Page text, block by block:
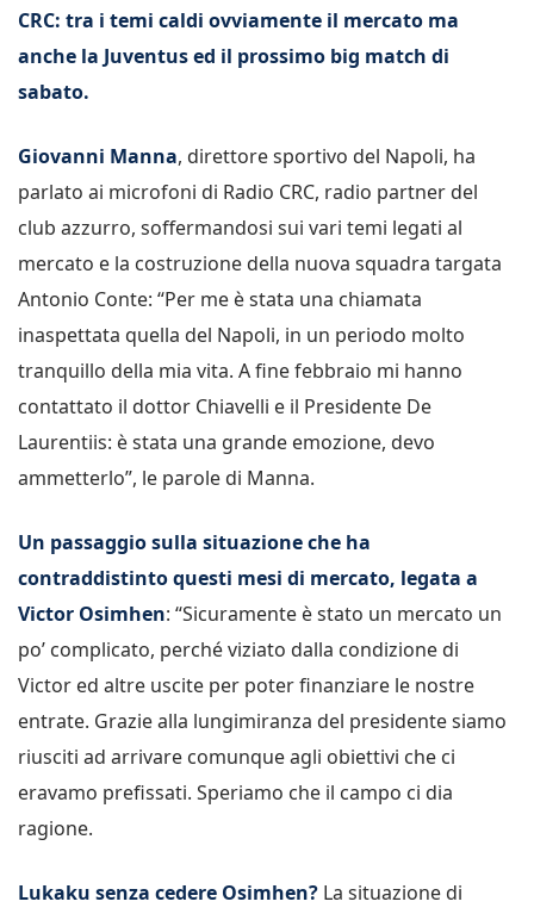
CRC: tra i temi caldi ovviamente il mercato ma
anche la Juventus ed il prossimo big match di
sabato.
Giovanni Manna, direttore sportivo del Napoli, ha
parlato ai microfoni di Radio CRC, radio partner del
club azzurro, soffermandosi sui vari temi legati al
mercato e la costruzione della nuova squadra targata
Antonio Conte: “Per me è stata una chiamata
inaspettata quella del Napoli, in un periodo molto
tranquillo della mia vita. A fine febbraio mi hanno
contattato il dottor Chiavelli e il Presidente De
Laurentiis: è stata una grande emozione, devo
ammetterlo”, le parole di Manna.
Un passaggio sulla situazione che ha
contraddistinto questi mesi di mercato, legata a
Victor Osimhen: “Sicuramente è stato un mercato un
po’ complicato, perché viziato dalla condizione di
Victor ed altre uscite per poter finanziare le nostre
entrate. Grazie alla lungimiranza del presidente siamo
riusciti ad arrivare comunque agli obiettivi che ci
eravamo prefissati. Speriamo che il campo ci dia
ragione.
Lukaku senza cedere Osimhen? La situazione di